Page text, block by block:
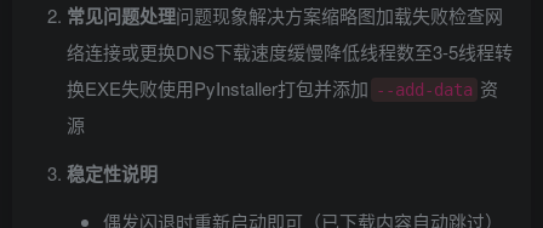
常见问题处理​问题现象解决方案缩略图加载失败检查网
络连接或更换DNS下载速度缓慢降低线程数至3-5线程转
换EXE失败使用PyInstaller打包并添加 --add-data 资
源
稳定性说明
偶发闪退时重新启动即可（已下载内容自动跳过）